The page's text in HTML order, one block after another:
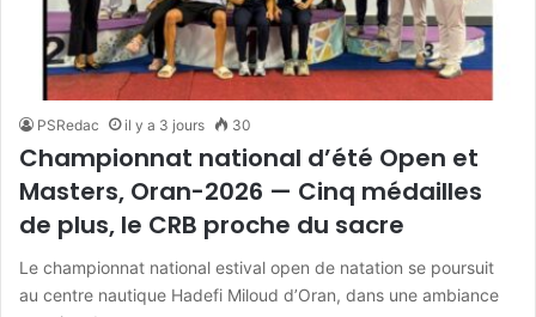
PSRedac il y a 3 jours 30
Championnat national d’été Open et
Masters, Oran-2026 — Cinq médailles
de plus, le CRB proche du sacre
Le championnat national estival open de natation se poursuit
au centre nautique Hadefi Miloud d’Oran, dans une ambiance